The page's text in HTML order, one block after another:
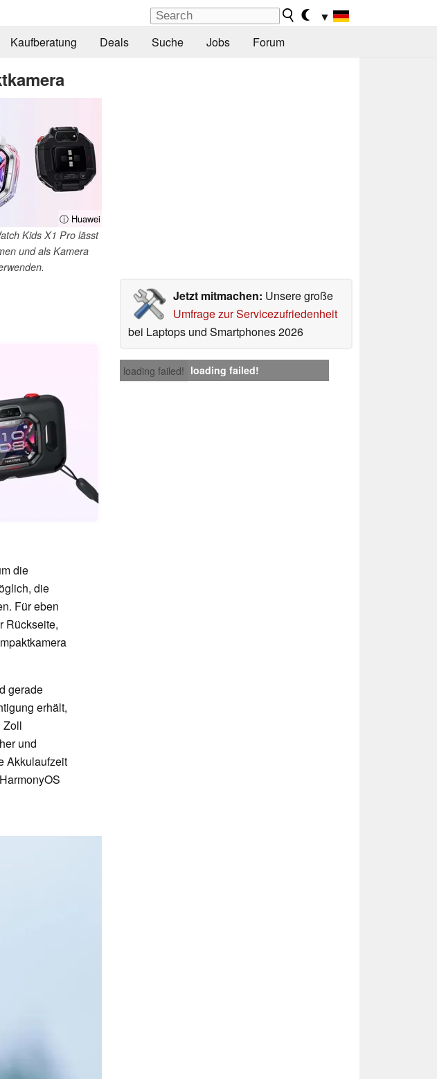
▼
Kaufberatung Deals Suche Jobs Forum
ⓘ Huawei
Kids X1 Pro lässt
und als Kamera
Jetzt mitmachen: Unsere große
Umfrage zur Servicezufriedenheit
bei Laptops und Smartphones 2026
loading failed! loading failed!
die
die
Für eben
Rückseite,
gerade
erhält,
Zoll
und
Akkulaufzeit